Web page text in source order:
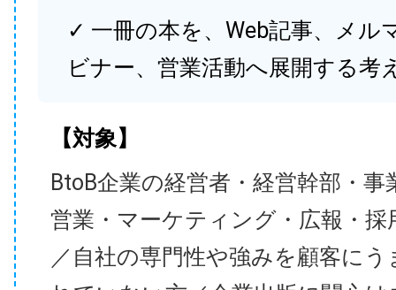
✓ 一冊の本を、Web記事、メル
ビナー、営業活動へ展開する考
【対象】
BtoB企業の経営者・経営幹部・事
営業・マーケティング・広報・採
／自社の専門性や強みを顧客に